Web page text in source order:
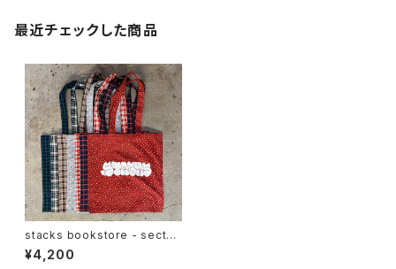
最近チェックした商品
stacks bookstore - sectun
o Multi Fabric Tote bag
¥4,200